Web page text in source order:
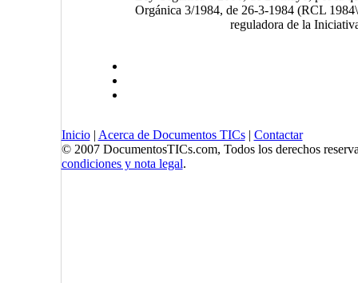
Orgánica 3/1984, de 26-3-1984 (RCL
reguladora de la
Inicio| Acerca de Documentos TICs| Contactar
© 2007 DocumentosTICs.com, Todos los derechos
condiciones y nota legal.